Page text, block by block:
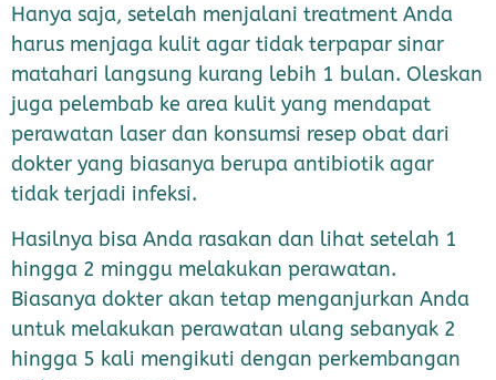
Hanya saja, setelah menjalani treatment Anda
harus menjaga kulit agar tidak terpapar sinar
matahari langsung kurang lebih 1 bulan. Oleskan
juga pelembab ke area kulit yang mendapat
perawatan laser dan konsumsi resep obat dari
dokter yang biasanya berupa antibiotik agar
tidak terjadi infeksi.
Hasilnya bisa Anda rasakan dan lihat setelah 1
hingga 2 minggu melakukan perawatan.
Biasanya dokter akan tetap menganjurkan Anda
untuk melakukan perawatan ulang sebanyak 2
hingga 5 kali mengikuti dengan perkembangan